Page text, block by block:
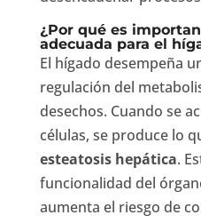
¿Por qué es
adecuada para el
El hígado desempeña
regulación del
desechos. Cuando se
células, se produce lo
esteatosis hepática.
funcionalidad del
aumenta el riesgo de